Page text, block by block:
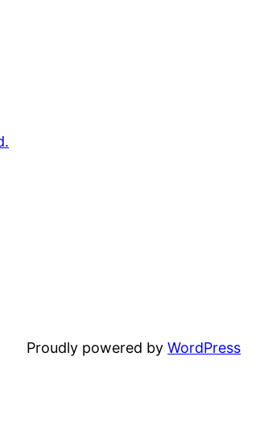
Proudly powered byWordPress